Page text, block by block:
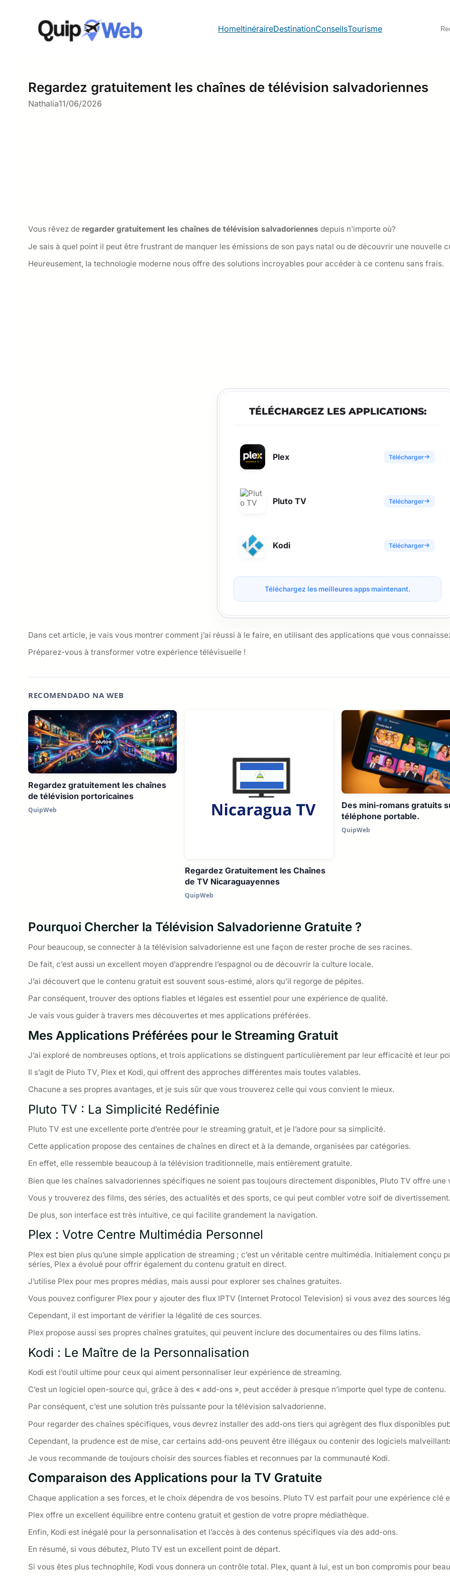
HomeItinéraireDestinationConseilsTourisme
Regardez gratuitement les chaînes de télévision salvadoriennes
Nathalia11/06/2026
Vous rêvez de regarder gratuitement les chaînes de télévision salvadoriennes depuis n’importe où?
Je sais à quel point il peut être frustrant de manquer les émissions de son pays natal ou de découvrir une nouvelle
Heureusement, la technologie moderne nous offre des solutions incroyables pour accéder à ce contenu sans frais.
TÉLÉCHARGEZ LES APPLICATIONS:
Plex Télécharger
Pluto TV Télécharger
Kodi Télécharger
Téléchargez les meilleures apps maintenant.
Dans cet article, je vais vous montrer comment j’ai réussi à le faire, en utilisant des applications que vous
Préparez-vous à transformer votre expérience télévisuelle !
RECOMENDADO NA WEB
Regardez gratuitement les chaînes
de télévision portoricaines
QuipWeb
Regardez Gratuitement les Chaînes
de TV Nicaraguayennes
QuipWeb
Des mini-romans gratuits
téléphone portable.
QuipWeb
Pourquoi Chercher la Télévision Salvadorienne Gratuite ?
Pour beaucoup, se connecter à la télévision salvadorienne est une façon de rester proche de ses racines.
De fait, c’est aussi un excellent moyen d’apprendre l’espagnol ou de découvrir la culture locale.
J’ai découvert que le contenu gratuit est souvent sous-estimé, alors qu’il regorge de pépites.
Par conséquent, trouver des options fiables et légales est essentiel pour une expérience de qualité.
Je vais vous guider à travers mes découvertes et mes applications préférées.
Mes Applications Préférées pour le Streaming Gratuit
J’ai exploré de nombreuses options, et trois applications se distinguent particulièrement par leur efficacité et leur
Il s’agit de Pluto TV, Plex et Kodi, qui offrent des approches différentes mais toutes valables.
Chacune a ses propres avantages, et je suis sûr que vous trouverez celle qui vous convient le mieux.
Pluto TV : La Simplicité Redéfinie
Pluto TV est une excellente porte d’entrée pour le streaming gratuit, et je l’adore pour sa simplicité.
Cette application propose des centaines de chaînes en direct et à la demande, organisées par catégories.
En effet, elle ressemble beaucoup à la télévision traditionnelle, mais entièrement gratuite.
Bien que les chaînes salvadoriennes spécifiques ne soient pas toujours directement disponibles, Pluto TV offre
Vous y trouverez des films, des séries, des actualités et des sports, ce qui peut combler votre soif de divertissement.
De plus, son interface est très intuitive, ce qui facilite grandement la navigation.
Plex : Votre Centre Multimédia Personnel
Plex est bien plus qu’une simple application de streaming ; c’est un véritable centre multimédia. Initialement
séries, Plex a évolué pour offrir également du contenu gratuit en direct.
J’utilise Plex pour mes propres médias, mais aussi pour explorer ses chaînes gratuites.
Vous pouvez configurer Plex pour y ajouter des flux IPTV (Internet Protocol Television) si vous avez des sources
Cependant, il est important de vérifier la légalité de ces sources.
Plex propose aussi ses propres chaînes gratuites, qui peuvent inclure des documentaires ou des films latins.
Kodi : Le Maître de la Personnalisation
Kodi est l’outil ultime pour ceux qui aiment personnaliser leur expérience de streaming.
C’est un logiciel open-source qui, grâce à des « add-ons », peut accéder à presque n’importe quel type de contenu.
Par conséquent, c’est une solution très puissante pour la télévision salvadorienne.
Pour regarder des chaînes spécifiques, vous devrez installer des add-ons tiers qui agrègent des flux disponibles
Cependant, la prudence est de mise, car certains add-ons peuvent être illégaux ou contenir des logiciels
Je vous recommande de toujours choisir des sources fiables et reconnues par la communauté Kodi.
Comparaison des Applications pour la TV Gratuite
Chaque application a ses forces, et le choix dépendra de vos besoins. Pluto TV est parfait pour une expérience clé
Plex offre un excellent équilibre entre contenu gratuit et gestion de votre propre médiathèque.
Enfin, Kodi est inégalé pour la personnalisation et l’accès à des contenus spécifiques via des add-ons.
En résumé, si vous débutez, Pluto TV est un excellent point de départ.
Si vous êtes plus technophile, Kodi vous donnera un contrôle total. Plex, quant à lui, est un bon compromis pour